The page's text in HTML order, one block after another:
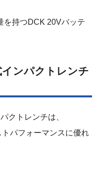
を持つDCK 20Vバッテ
ンパクトレンチ
クトレンチは、
パフォーマンスに優れ